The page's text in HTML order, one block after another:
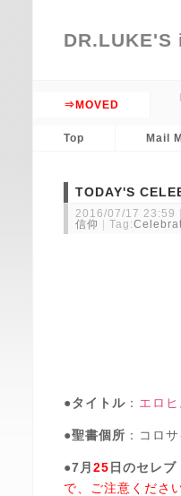
DR.LUKE'S
⇒MOVED
Top Mail
TODAY'S
2016/07/17 23:59
信仰
Tag:
●タイトル ： エロ
●聖書個所 ：コロ
●7月 25 日のセレブ
で、ご注意ください